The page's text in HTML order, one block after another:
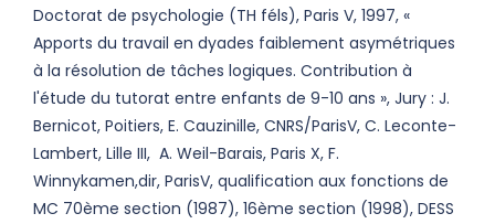
Doctorat de psychologie (TH féls), Paris V, 1997, «
Apports du travail en dyades faiblement asymétriques
à la résolution de tâches logiques. Contribution à
l'étude du tutorat entre enfants de 9-10 ans », Jury : J.
Bernicot, Poitiers, E. Cauzinille, CNRS/ParisV, C. Leconte-
Lambert, Lille III, A. Weil-Barais, Paris X, F.
Winnykamen,dir, ParisV, qualification aux fonctions de
MC 70ème section (1987), 16ème section (1998), DESS